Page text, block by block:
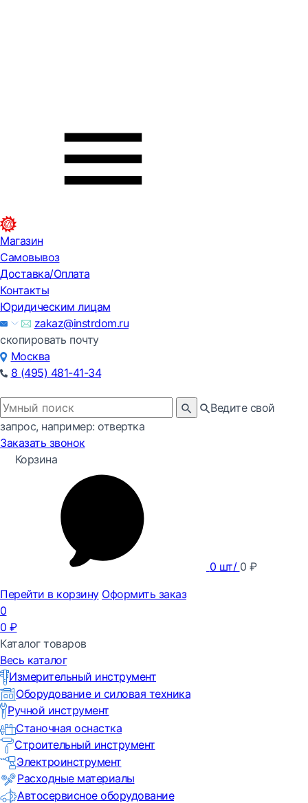
Магазин
Самовывоз
Доставка/Оплата
Контакты
Юридическим лицам
zakaz@instrdom.ru
скопировать почту
Москва
8 (495) 481-41-34
Ведите свой
запрос, например: отвертка
Заказать звонок
Корзина
0 шт/ 0 ₽
Перейти в корзину Оформить заказ
0
0 ₽
Каталог товаров
Весь каталог
Измерительный инструмент
Оборудование и силовая техника
Ручной инструмент
Станочная оснастка
Строительный инструмент
Электроинструмент
Расходные материалы
Автосервисное оборудование